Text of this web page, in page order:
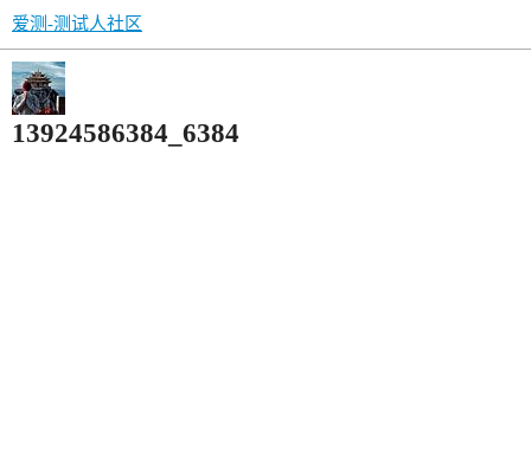
爱测-测试人社区
13924586384_6384